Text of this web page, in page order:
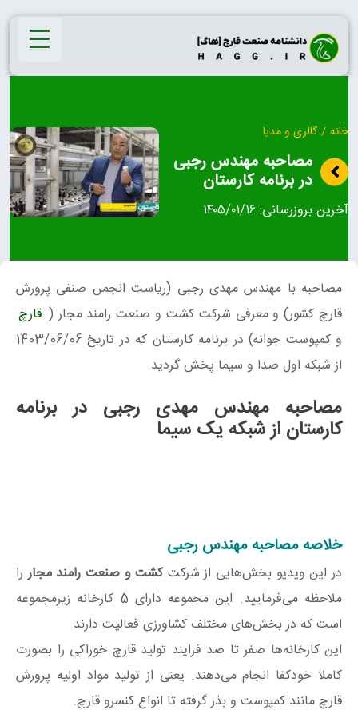
Skip
content
خانه / گالری و مدیا
مصاحبه مهندس رجبی
در برنامه کارستان
آخرین بروزرسانی: ۱۴۰۵/۰۱/۱۶
مصاحبه با مهندس مهدی رجبی (ریاست انجمن صنفی پرورش
قارچ کشور) و معرفی شرکت کشت و صنعت رامند مجار ( قارچ
و کمپوست جوانه) در برنامه کارستان که در تاریخ 1403/06/06
از شبکه اول صدا و سیما پخش گردید.
مصاحبه مهندس مهدی رجبی در برنامه
کارستان از شبکه یک سیما
خلاصه مصاحبه مهندس رجبی
در این ویدیو بخش‌هایی از شرکتکشت و صنعت رامند مجاررا
ملاحظه می‌فرمایید. این مجموعه دارای 5 کارخانه زیرمجموعه
است که در بخش‌های مختلف کشاورزی فعالیت دارند.
این کارخانه‌ها صفر تا صد فرایند تولید قارچ خوراکی را بصورت
کاملا خودکفا انجام می‌دهند. یعنی از تولید مواد اولیه پرورش
قارچ مانند کمپوست و بذر گرفته تا انواع کنسرو قارچ.